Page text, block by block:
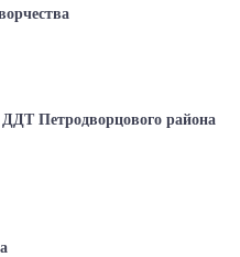
Петродворцового района